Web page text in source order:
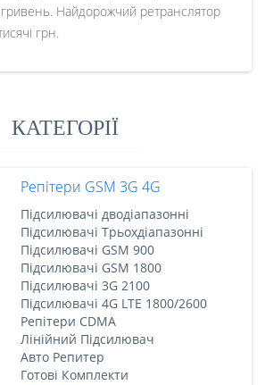
гривень. Найдорожчий ретранслятор
грн.
КАТЕГОРІЇ
Репітери GSM 3G 4G
Підсилювачі дводіапазонні
Підсилювачі Трьохдіапазонні
Підсилювачі GSM 900
Підсилювачі GSM 1800
Підсилювачі 3G 2100
Підсилювачі 4G LTE 1800/2600
Репітери CDMA
Лінійний Підсилювач
Авто Репитер
Готові Комплекти